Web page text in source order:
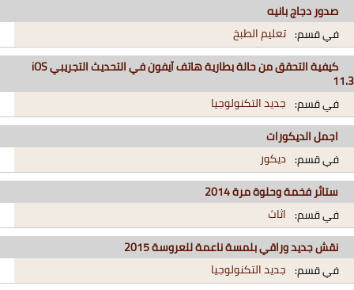
صدور دجاج بانيه
في قسم: تعليم الطبخ
كيفية التحقق من حالة بطارية هاتف آيفون في التحديث التجريبي iOS
11.3
في قسم: جديد التكنولوجيا
اجمل الديكورات
في قسم: ديكور
ستائر فخمة وحلوة مرة 2014
في قسم: اثاث
نقش جديد وراقي بلمسة ناعمة للعروسة 2015
في قسم: جديد التكنولوجيا